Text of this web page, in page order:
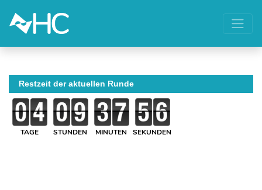
Restzeit der aktuellen Runde
TAGE STUNDEN MINUTEN SEKUNDEN